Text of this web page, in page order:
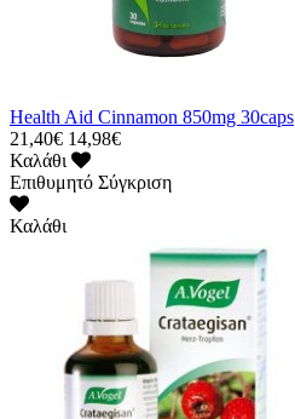
Health Aid Cinnamon 850mg 30caps
21,40€ 14,98€
Καλάθι
Επιθυμητό Σύγκριση
Καλάθι